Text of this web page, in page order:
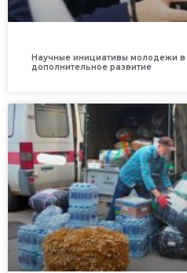
Научные инициативы молодежи в
дополнительное развитие